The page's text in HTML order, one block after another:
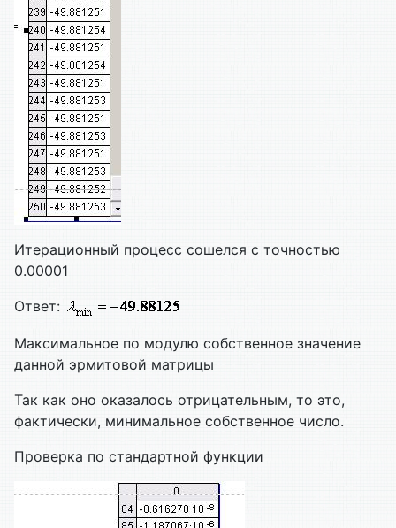
Итерационный процесс сошелся с точностью
0.00001
Ответ:
Максимальное по модулю собственное значение
данной эрмитовой матрицы
Так как оно оказалось отрицательным, то это,
фактически, минимальное собственное число.
Проверка по стандартной функции